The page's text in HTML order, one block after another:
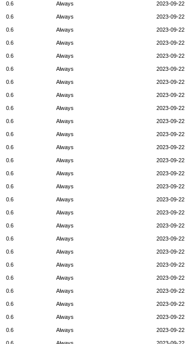
2023-09-22
Always
0.6
2023-09-22
Always
0.6
2023-09-22
Always
0.6
2023-09-22
Always
0.6
2023-09-22
Always
0.6
2023-09-22
Always
0.6
2023-09-22
Always
0.6
2023-09-22
Always
0.6
2023-09-22
Always
0.6
2023-09-22
Always
0.6
2023-09-22
Always
0.6
2023-09-22
Always
0.6
2023-09-22
Always
0.6
2023-09-22
Always
0.6
2023-09-22
Always
0.6
2023-09-22
Always
0.6
2023-09-22
Always
0.6
2023-09-22
Always
0.6
2023-09-22
Always
0.6
2023-09-22
Always
0.6
2023-09-22
Always
0.6
2023-09-22
Always
0.6
2023-09-22
Always
0.6
2023-09-22
Always
0.6
2023-09-22
Always
0.6
2023-09-22
Always
0.6